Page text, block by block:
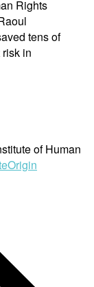
Rights
tens of
in
of Human